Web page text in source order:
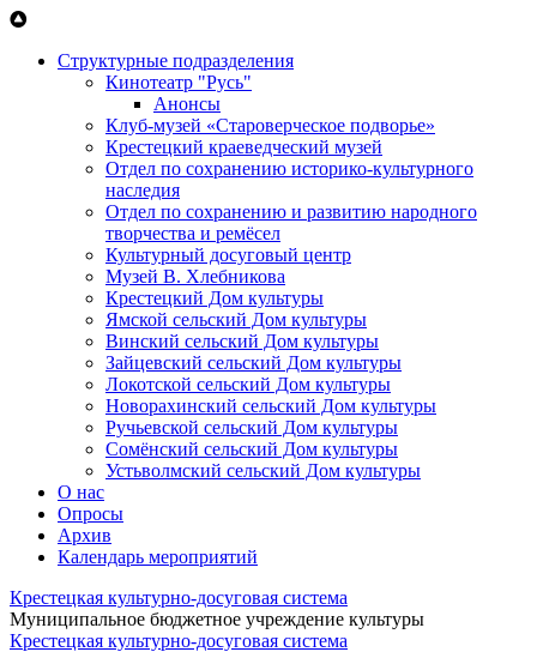
Перейти к основному содержанию
Структурные подразделения
Кинотеатр "Русь"
Анонсы
Клуб-музей «Староверческое подворье»
Крестецкий краеведческий музей
Отдел по сохранению историко-культурного
наследия
Отдел по сохранению и развитию народного
творчества и ремёсел
Культурный досуговый центр
Музей В. Хлебникова
Крестецкий Дом культуры
Ямской сельский Дом культуры
Винский сельский Дом культуры
Зайцевский сельский Дом культуры
Локотской сельский Дом культуры
Новорахинский сельский Дом культуры
Ручьевской сельский Дом культуры
Сомёнский сельский Дом культуры
Устьволмский сельский Дом культуры
О нас
Опросы
Архив
Календарь мероприятий
Крестецкая культурно-досуговая система
Муниципальное бюджетное учреждение культуры
Крестецкая культурно-досуговая система